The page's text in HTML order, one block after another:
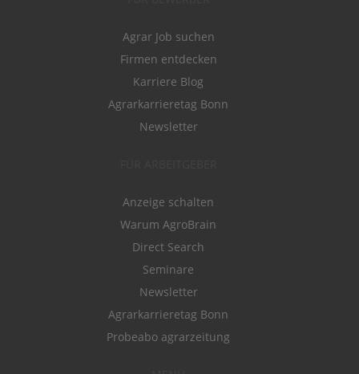
Agrar Job suchen
Firmen entdecken
Karriere Blog
Agrarkarrieretag Bonn
Newsletter
Anzeige schalten
Warum AgroBrain
Direct Search
Seminare
Newsletter
Agrarkarrieretag Bonn
Probeabo agrarzeitung